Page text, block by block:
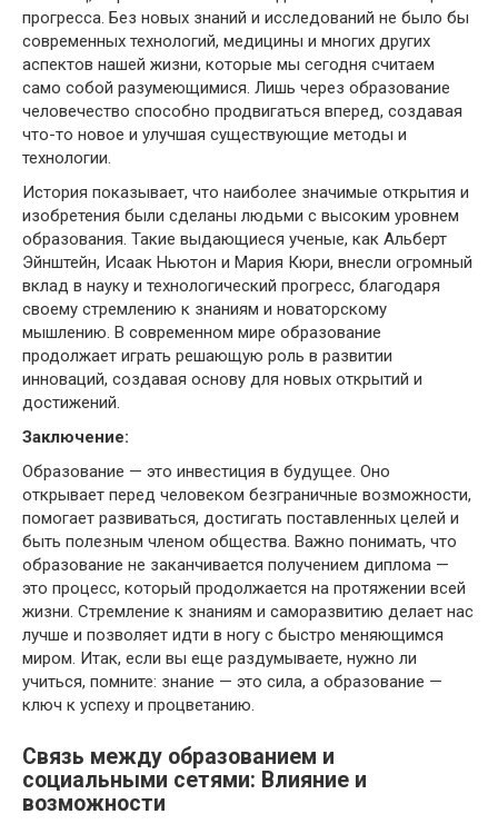
прогресса. Без новых знаний и исследований не было бы
современных технологий, медицины и многих других
аспектов нашей жизни, которые мы сегодня считаем
само собой разумеющимися. Лишь через образование
человечество способно продвигаться вперед, создавая
что-то новое и улучшая существующие методы и
технологии.
История показывает, что наиболее значимые открытия и
изобретения были сделаны людьми с высоким уровнем
образования. Такие выдающиеся ученые, как Альберт
Эйнштейн, Исаак Ньютон и Мария Кюри, внесли огромный
вклад в науку и технологический прогресс, благодаря
своему стремлению к знаниям и новаторскому
мышлению. В современном мире образование
продолжает играть решающую роль в развитии
инноваций, создавая основу для новых открытий и
достижений.
Заключение:
Образование — это инвестиция в будущее. Оно
открывает перед человеком безграничные возможности,
помогает развиваться, достигать поставленных целей и
быть полезным членом общества. Важно понимать, что
образование не заканчивается получением диплома —
это процесс, который продолжается на протяжении всей
жизни. Стремление к знаниям и саморазвитию делает нас
лучше и позволяет идти в ногу с быстро меняющимся
миром. Итак, если вы еще раздумываете, нужно ли
учиться, помните: знание — это сила, а образование —
ключ к успеху и процветанию.
Связь между образованием и
социальными сетями: Влияние и
возможности